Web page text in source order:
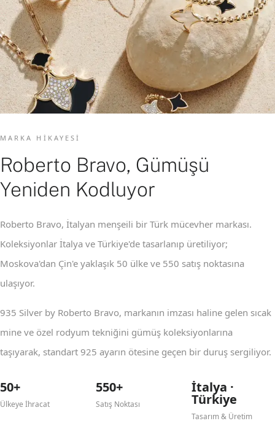
MARKA HIKAYESI
Roberto Bravo, Gümüşü
Yeniden Kodluyor
Roberto Bravo, İtalyan menşeili bir Türk mücevher markası.
Koleksiyonlar İtalya ve Türkiye'de tasarlanıp üretiliyor;
Moskova'dan Çin'e yaklaşık 50 ülke ve 550 satış noktasına
ulaşıyor.
935 Silver by Roberto Bravo, markanın imzası haline gelen sıcak
mine ve özel rodyum tekniğini gümüş koleksiyonlarına
taşıyarak, standart 925 ayarın ötesine geçen bir duruş sergiliyor.
50+
Ülkeye İhracat
550+
Satış Noktası
İtalya ·
Türkiye
Tasarım & Üretim